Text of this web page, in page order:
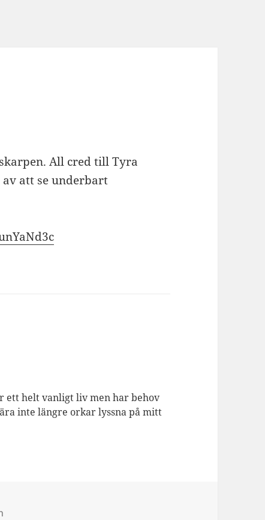
All cred till Tyra
av att se underbart
ett helt vanligt liv men har behov
inte längre orkar lyssna på mitt